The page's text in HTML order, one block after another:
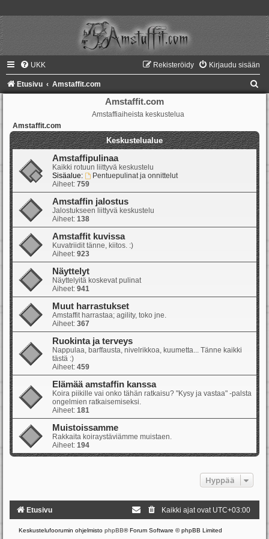
UKK Kirjaudu sisään
Rekisteröidy
Etusivu Amstaffit.com
Amstaffit.com
Amstaffiaiheista keskustelua
Amstaffit.com
Keskustelualue
Amstaffipulinaa
Kaikki rotuun liittyvä keskustelu
Sisäalue:
Pentuepulinat ja onnittelut
Aiheet: 759
Amstaffin jalostus
Jalostukseen liittyvä keskustelu
Aiheet: 138
Amstaffit kuvissa
Kuvatriidit tänne, kiitos. :)
Aiheet: 923
Näyttelyt
Näyttelyitä koskevat pulinat
Aiheet: 941
Muut harrastukset
Amstaffit harrastaa; agility, toko jne.
Aiheet: 367
Ruokinta ja terveys
Nappulaa, barffausta, nivelrikkoa, kuumetta... Tänne kaikki
tästä :)
Aiheet: 459
Elämää amstaffin kanssa
Koira piikille vai onko tähän ratkaisu? "Kysy ja vastaa" -palsta
ongelmien ratkaisemiseksi.
Aiheet: 181
Muistoissamme
Rakkaita koiraystäviämme muistaen.
Aiheet: 194
Hyppää
Etusivu Kaikki ajat ovat UTC+03:00
Keskustelufoorumin ohjelmisto phpBB® Forum Software © phpBB Limited